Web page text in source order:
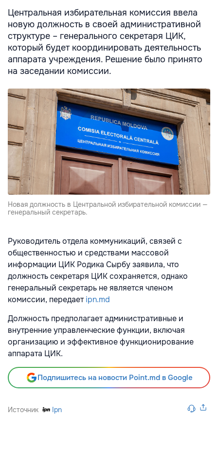
Центральная избирательная комиссия ввела
новую должность в своей административной
структуре – генерального секретаря ЦИК,
который будет координировать деятельность
аппарата учреждения. Решение было принято
на заседании комиссии.
Новая должность в Центральной избирательной комиссии —
генеральный секретарь.
Руководитель отдела коммуникаций, связей с
общественностью и средствами массовой
информации ЦИК Родика Сырбу заявила, что
должность секретаря ЦИК сохраняется, однако
генеральный секретарь не является членом
комиссии, передаетipn.md
Должность предполагает административные и
внутренние управленческие функции, включая
организацию и эффективное функционирование
аппарата ЦИК.
Подпишитесь на новости Point.md в Google
Источник Ipn